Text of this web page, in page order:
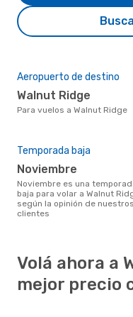
Aeropuerto de destino
Walnut Ridge
Para vuelos a Walnut Ridge
Temporada baja
noviembre
noviembre es una temporada
baja para volar a Walnut
según la opinión de nuestros
clientes
Volá ahora a
mejor precio